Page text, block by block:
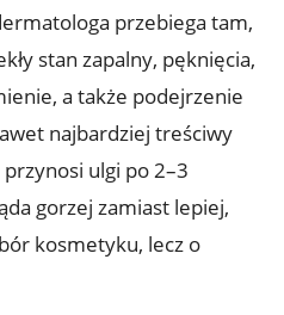
przebiega tam,
stan zapalny, pęknięcia,
a także podejrzenie
najbardziej treściwy
ulgi po 2–3
gorzej zamiast lepiej,
kosmetyku, lecz o